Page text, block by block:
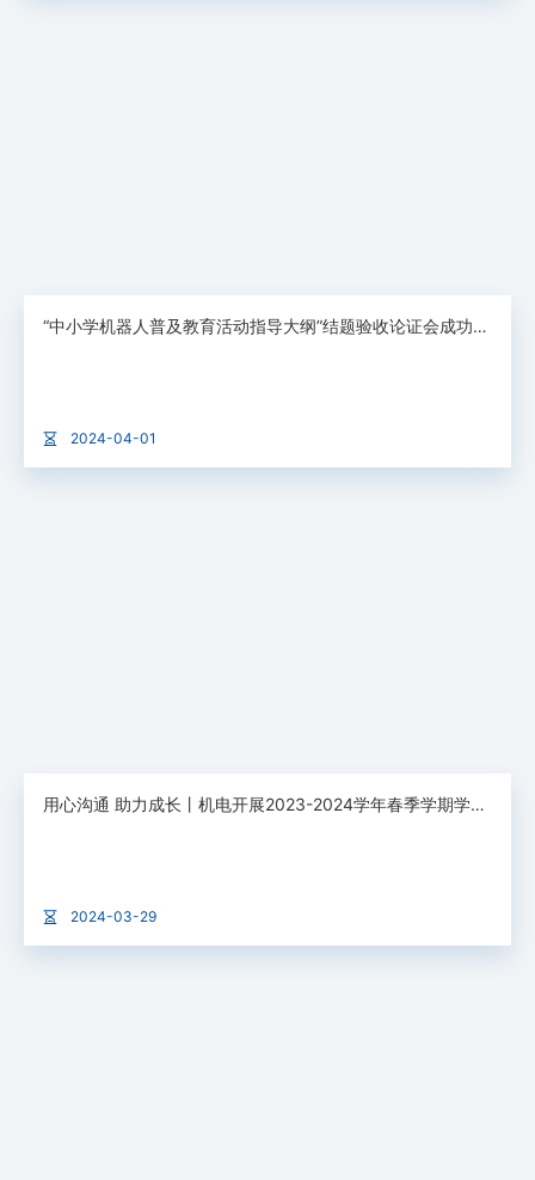
“中小学机器人普及教育活动指导大纲”结题验收论证会成功举行
2024-04-01
用心沟通 助力成长丨机电开展2023-2024学年春季学期学业警示学生座谈会
2024-03-29